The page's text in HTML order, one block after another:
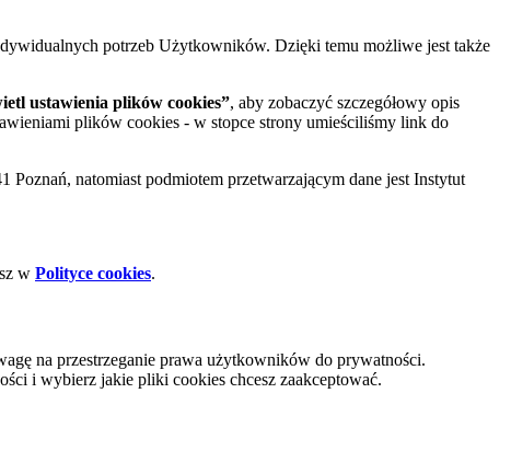
potrzeb Użytkowników. Dzięki temu możliwe jest także
ustawienia plików cookies”, aby zobaczyć szczegółowy opis
plików cookies - w stopce strony umieściliśmy link do
natomiast podmiotem przetwarzającym dane jest Instytut
w Polityce cookies.
na przestrzeganie prawa użytkowników do prywatności.
i wybierz jakie pliki cookies chcesz zaakceptować.